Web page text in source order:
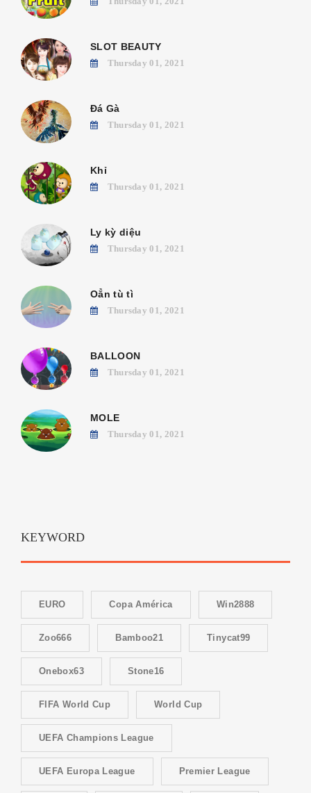
SLOT BEAUTY
Thursday 01, 2021
Đá Gà
Thursday 01, 2021
Khỉ
Thursday 01, 2021
Ly kỳ diệu
Thursday 01, 2021
Oẳn tù tì
Thursday 01, 2021
BALLOON
Thursday 01, 2021
MOLE
Thursday 01, 2021
KEYWORD
EURO Copa América Win2888
Zoo666 Bamboo21 Tinycat99
Onebox63 Stone16
FIFA World Cup World Cup
UEFA Champions League
UEFA Europa League Premier League